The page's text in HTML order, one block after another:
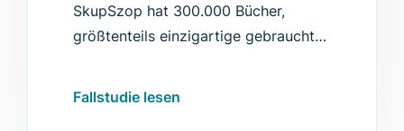
SkupSzop hat 300.000 Bücher,
größtenteils einzigartige gebrauchte
Fallstudie lesen